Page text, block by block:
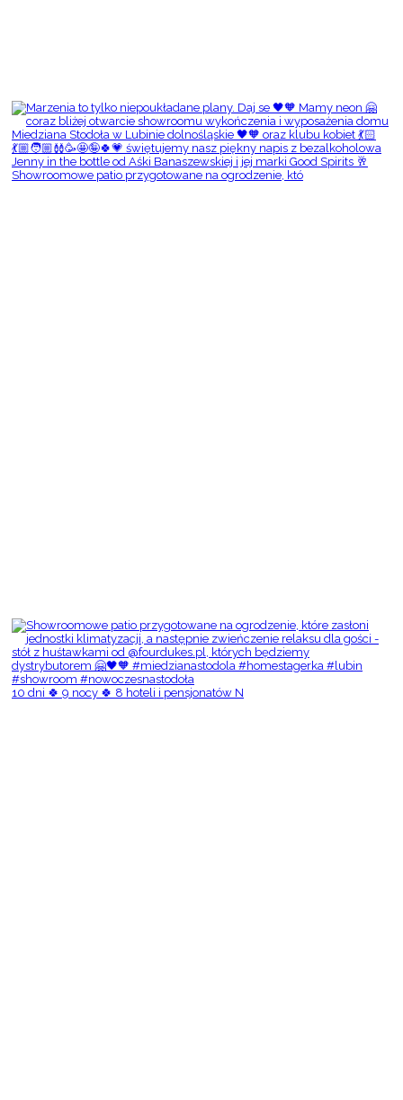
Showroomowe patio przygotowane na ogrodzenie, któ
10 dni 🍀 9 nocy 🍀 8 hoteli i pensjonatów N